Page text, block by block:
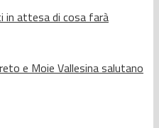
attesa di cosa farà
e Moie Vallesina salutano